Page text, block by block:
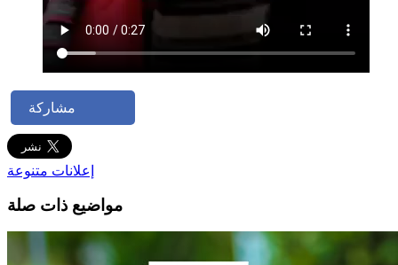
مشاركة
إعلانات متنوعة
مواضيع ذات صلة